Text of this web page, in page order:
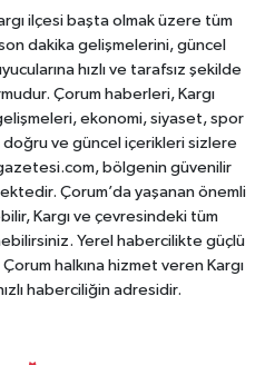
ilçesi başta olmak üzere tüm
dakika gelişmelerini, güncel
hızlı ve tarafsız şekilde
Çorum haberleri, Kargı
ekonomi, siyaset, spor
ve güncel içerikleri sizlere
bölgenin güvenilir
Çorum’da yaşanan önemli
Kargı ve çevresindeki tüm
Yerel habercilikte güçlü
halkına hizmet veren Kargı
haberciliğin adresidir.